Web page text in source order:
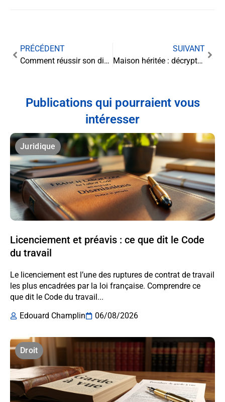
PRÉCÉDENT
Comment réussir son divorce et en sortir grandi ?
SUIVANT
Maison héritée : décryptage des droits de succession
Publications qui pourraient vous
intéresser
Juridique
Licenciement et préavis : ce que dit le Code
du travail
Le licenciement est l’une des ruptures de contrat de travail
les plus encadrées par la loi française. Comprendre ce
que dit le Code du travail...
Edouard Champlin
06/08/2026
Droit